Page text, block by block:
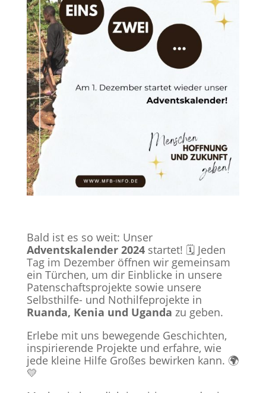
Bald ist es so weit: Unser
Adventskalender 2024startet! 🗓️ Jeden
Tag im Dezember öffnen wir gemeinsam
ein Türchen, um dir Einblicke in unsere
Patenschaftsprojekte sowie unsere
Selbsthilfe- und Nothilfeprojekte in
Ruanda, Kenia und Uganda zu geben.
Erlebe mit uns bewegende Geschichten,
inspirierende Projekte und erfahre, wie
jede kleine Hilfe Großes bewirken kann. 🌍
💛